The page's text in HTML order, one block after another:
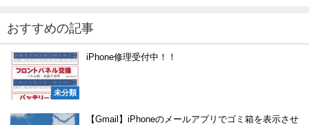
おすすめの記事
未分類
iPhone修理受付中！！
【Gmail】iPhoneのメールアプリでゴミ箱を表示させ